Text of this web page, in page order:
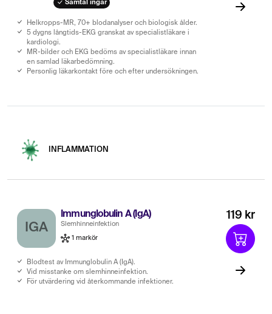
Samtal ingår
Helkropps-MR, 70+ blodanalyser och biologisk ålder.
5 dygns långtids-EKG granskat av specialistläkare i
kardiologi.
MR-bilder och EKG bedöms av specialistläkare innan
en samlad läkarbedömning.
Personlig läkarkontakt före och efter undersökningen.
INFLAMMATION
IGA
Immunglobulin A (IgA)
Slemhinneinfektion
1 markör
Blodtest av Immunglobulin A (IgA).
Vid misstanke om slemhinneinfektion.
För utvärdering vid återkommande infektioner.
119 kr